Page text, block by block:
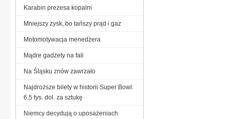
Karabin prezesa kopalni
Mniejszy zysk, bo tańszy prąd i gaz
Motomotywacja menedżera
Mądre gadżety na fali
Na Śląsku znów zawrzało
Najdroższe bilety w historii Super Bowl:
6,5 tys. dol. za sztukę
Niemcy decydują o uposażeniach